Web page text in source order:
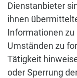
Dienstanbieter
ihnen
Informationen zu
Umständen zu
Tätigkeit
oder Sperrung